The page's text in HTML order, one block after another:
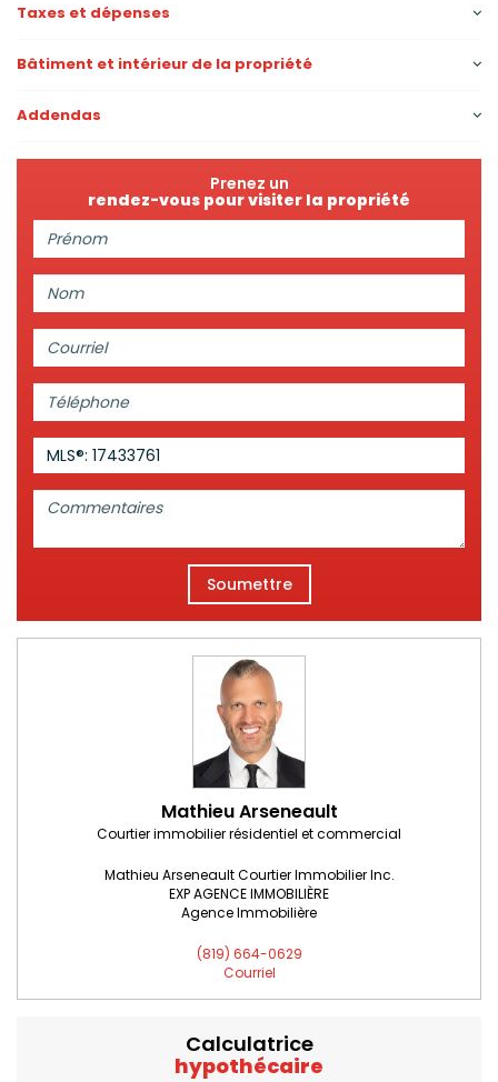
Taxes et dépenses
Bâtiment et intérieur de la propriété
Addendas
Prenez un
rendez-vous pour visiter la propriété
Prénom:
Courriel:
Téléphone:
MLS®: 17433761
Commentaires:
Soumettre
Mathieu Arseneault
Courtier immobilier résidentiel et commercial
Mathieu Arseneault Courtier Immobilier Inc.
EXP AGENCE IMMOBILIÈRE
Agence Immobilière
(819) 664-0629
Courriel
Calculatrice
hypothécaire